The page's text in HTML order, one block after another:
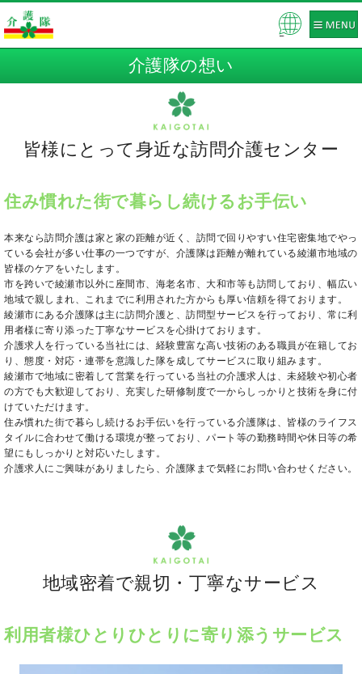
Pow
介護隊の想い
皆様にとって身近な訪問介護センター
住み慣れた街で暮らし続けるお手伝い
本来なら訪問介護は家と家の距離が近く、訪問で回りやすい住宅密集地でやっ
ている会社が多い仕事の一つですが、介護隊は距離が離れている綾瀬市地域の
皆様のケアをいたします。
市を跨いで綾瀬市以外に座間市、海老名市、大和市等も訪問しており、幅広い
地域で親しまれ、これまでに利用された方からも厚い信頼を得ております。
綾瀬市にある介護隊は主に訪問介護と、訪問型サービスを行っており、常に利
用者様に寄り添った丁寧なサービスを心掛けております。
介護求人を行っている当社には、経験豊富な高い技術のある職員が在籍してお
り、態度・対応・連帯を意識した隊を成してサービスに取り組みます。
綾瀬市で地域に密着して営業を行っている当社の介護求人は、未経験や初心者
の方でも大歓迎しており、充実した研修制度で一からしっかりと技術を身に付
けていただけます。
住み慣れた街で暮らし続けるお手伝いを行っている介護隊は、皆様のライフス
タイルに合わせて働ける環境が整っており、パート等の勤務時間や休日等の希
望にもしっかりと対応いたします。
介護求人にご興味がありましたら、介護隊まで気軽にお問い合わせください。
地域密着で親切・丁寧なサービス
利用者様ひとりひとりに寄り添うサービス